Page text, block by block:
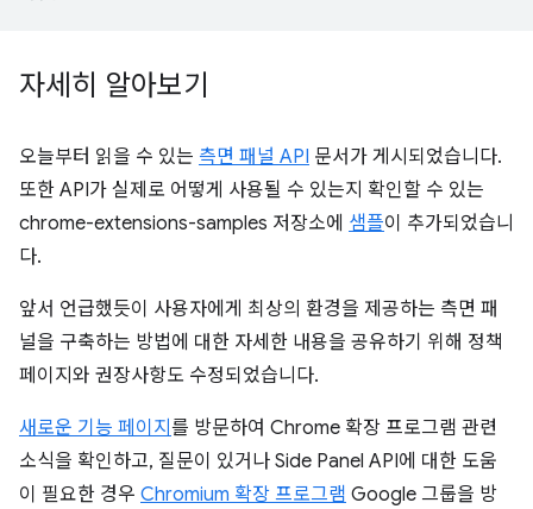
자세히 알아보기
오늘부터 읽을 수 있는 측면 패널 API 문서가 게시되었습니다.
또한 API가 실제로 어떻게 사용될 수 있는지 확인할 수 있는
chrome-extensions-samples 저장소에 샘플이 추가되었습니
다.
앞서 언급했듯이 사용자에게 최상의 환경을 제공하는 측면 패
널을 구축하는 방법에 대한 자세한 내용을 공유하기 위해 정책
페이지와 권장사항도 수정되었습니다.
새로운 기능 페이지 를 방문하여 Chrome 확장 프로그램 관련
소식을 확인하고, 질문이 있거나 Side Panel API에 대한 도움
이 필요한 경우 Chromium 확장 프로그램 Google 그룹을 방